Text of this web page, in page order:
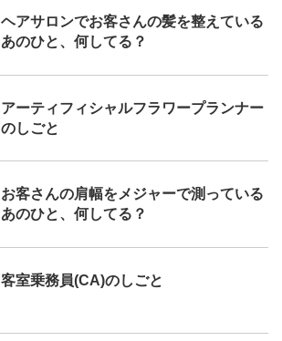
ヘアサロンでお客さんの髪を整えている
あのひと、何してる？
アーティフィシャルフラワープランナー
のしごと
お客さんの肩幅をメジャーで測っている
あのひと、何してる？
客室乗務員(CA)のしごと